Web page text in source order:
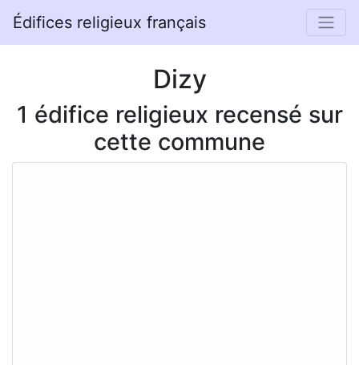
Édifices religieux français
Dizy
1 édifice religieux recensé sur
cette commune